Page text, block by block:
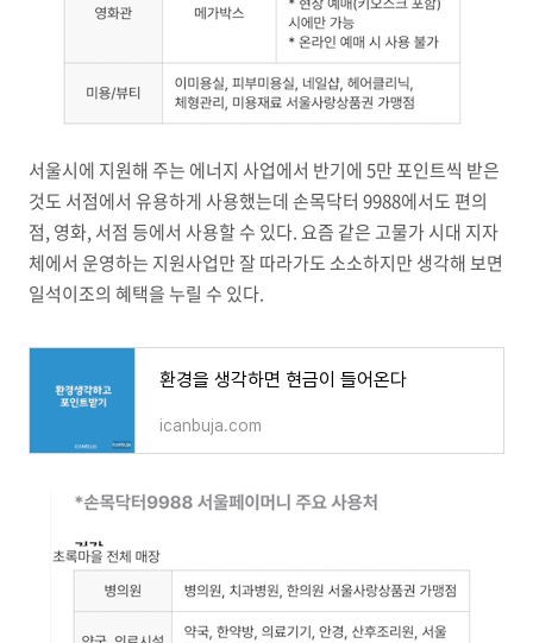
서울시에 지원해 주는 에너지 사업에서 반기에 5만 포인트씩 받은
것도 서점에서 유용하게 사용했는데 손목닥터 9988에서도 편의
점, 영화, 서점 등에서 사용할 수 있다. 요즘 같은 고물가 시대 지자
체에서 운영하는 지원사업만 잘 따라가도 소소하지만 생각해 보면
일석이조의 혜택을 누릴 수 있다.
환경을 생각하면 현금이 들어온다
icanbuja.com